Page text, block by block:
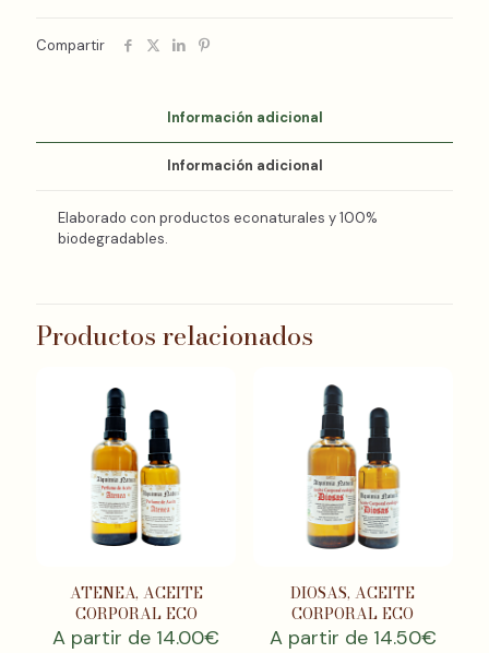
Compartir
Información adicional
Información adicional
Elaborado con productos econaturales y 100%
biodegradables.
Productos relacionados
ATENEA, ACEITE
CORPORAL ECO
A partir de 14.00€
DIOSAS, ACEITE
CORPORAL ECO
A partir de 14.50€